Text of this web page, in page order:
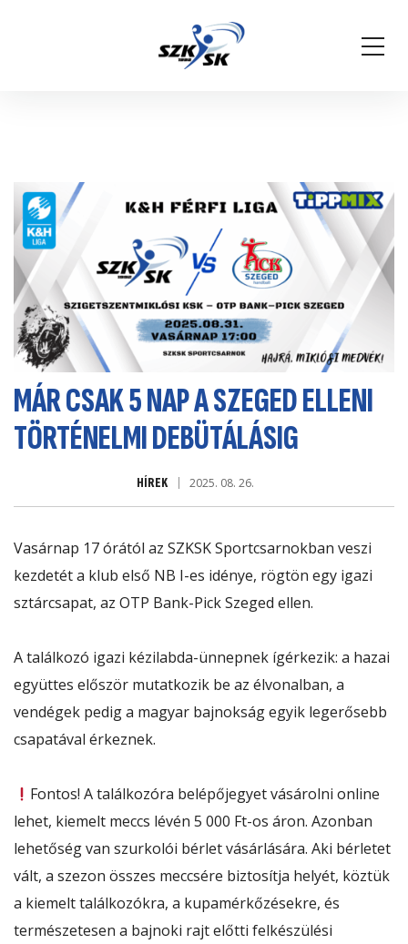
MÁR CSAK 5 NAP A SZEGED ELLENI
TÖRTÉNELMI DEBÜTÁLÁSIG
HÍREK 2025. 08. 26.
Vasárnap 17 órától az SZKSK Sportcsarnokban veszi
kezdetét a klub első NB I-es idénye, rögtön egy igazi
sztárcsapat, az OTP Bank-Pick Szeged ellen.
A találkozó igazi kézilabda-ünnepnek ígérkezik: a hazai
együttes először mutatkozik be az élvonalban, a
vendégek pedig a magyar bajnokság egyik legerősebb
csapatával érkeznek.
Fontos! A találkozóra belépőjegyet vásárolni online
lehet, kiemelt meccs lévén 5 000 Ft-os áron. Azonban
lehetőség van szurkolói bérlet vásárlására. Aki bérletet
vált, a szezon összes meccsére biztosítja helyét, köztük
a kiemelt találkozókra, a kupamérkőzésekre, és
természetesen a bajnoki rajt előtti felkészülési